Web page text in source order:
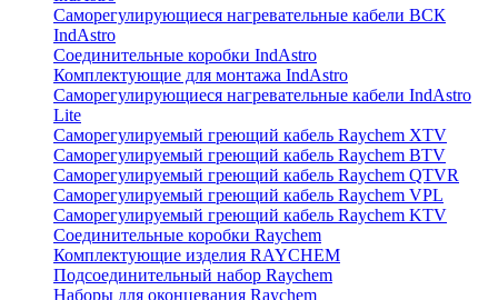
Саморегулирующиеся нагревательные кабели ВСК
IndAstro
Соединительные коробки IndAstro
Комплектующие для монтажа IndAstro
Саморегулирующиеся нагревательные кабели IndAstro
Lite
Саморегулируемый греющий кабель Raychem XTV
Саморегулируемый греющий кабель Raychem BTV
Саморегулируемый греющий кабель Raychem QTVR
Саморегулируемый греющий кабель Raychem VPL
Саморегулируемый греющий кабель Raychem KTV
Соединительные коробки Raychem
Комплектующие изделия RAYCHEM
Подсоединительный набор Raychem
Наборы для оконцевания Raychem